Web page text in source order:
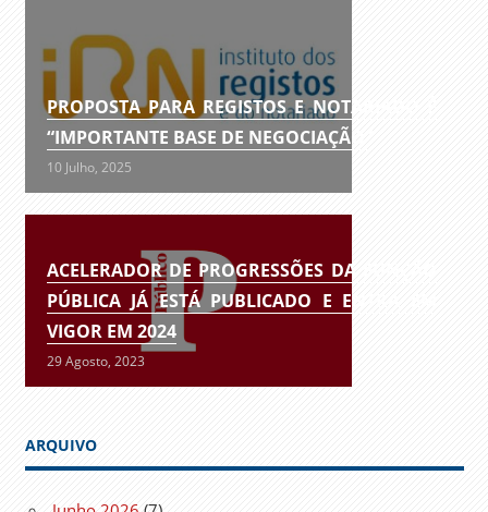
PROPOSTA PARA REGISTOS E NOTARIADO É
“IMPORTANTE BASE DE NEGOCIAÇÃO”
10 Julho, 2025
ACELERADOR DE PROGRESSÕES DA FUNÇÃO
PÚBLICA JÁ ESTÁ PUBLICADO E ENTRA EM
VIGOR EM 2024
29 Agosto, 2023
ARQUIVO